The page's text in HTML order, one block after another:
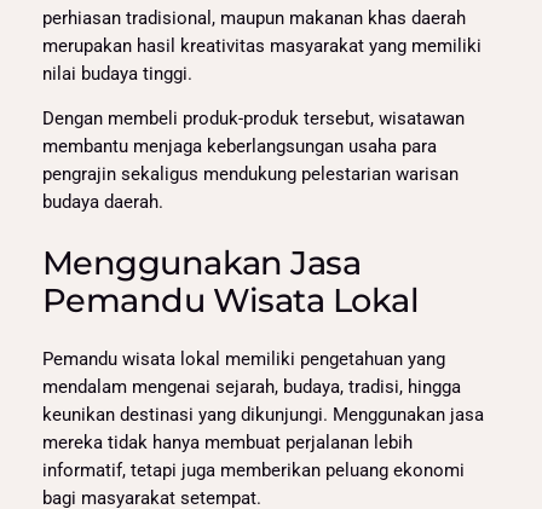
perhiasan tradisional, maupun makanan khas daerah
merupakan hasil kreativitas masyarakat yang memiliki
nilai budaya tinggi.
Dengan membeli produk-produk tersebut, wisatawan
membantu menjaga keberlangsungan usaha para
pengrajin sekaligus mendukung pelestarian warisan
budaya daerah.
Menggunakan Jasa
Pemandu Wisata Lokal
Pemandu wisata lokal memiliki pengetahuan yang
mendalam mengenai sejarah, budaya, tradisi, hingga
keunikan destinasi yang dikunjungi. Menggunakan jasa
mereka tidak hanya membuat perjalanan lebih
informatif, tetapi juga memberikan peluang ekonomi
bagi masyarakat setempat.